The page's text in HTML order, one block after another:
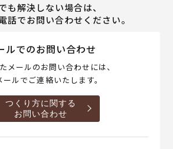
も解決しない場合は、
話でお問い合わせください。
ルでのお問い合わせ
メールのお問い合わせには、
ールでご連絡いたします。
つくり方に関する
お問い合わせ